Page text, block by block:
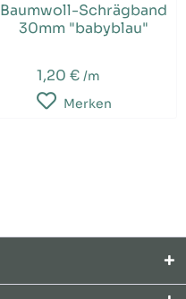
Baumwoll-Schrägband
30mm "babyblau"
1,20 €/m
Merken